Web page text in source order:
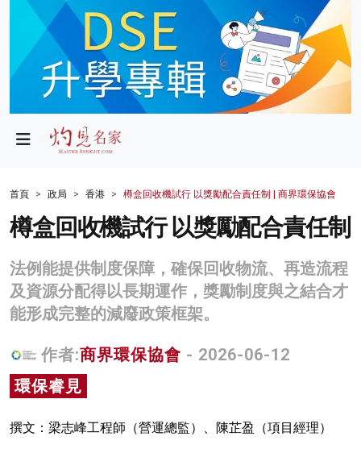
政局
財經
生活
商業
科技
影片
名家榜
灼見活動
首頁 政局 香港 樽盒回收機試行 以獎勵配合責任制 | 商界環保協會
樽盒回收機試行 以獎勵配合責任制
法例能提供制度保障，確保回收物流、再造流程
及資源分配得以長期運作，獎勵制度與之結合才
能形成完整的減廢政策框架。
作者:商界環保協會 - 2026-06-12
環保睿見
撰文：梁志峰工程師（營運總監）、陳芷盈（項目經理）